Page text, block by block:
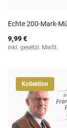
Echte 200-Mark-
9,99 €
inkl. gesetzl. MwSt.
Kollektion